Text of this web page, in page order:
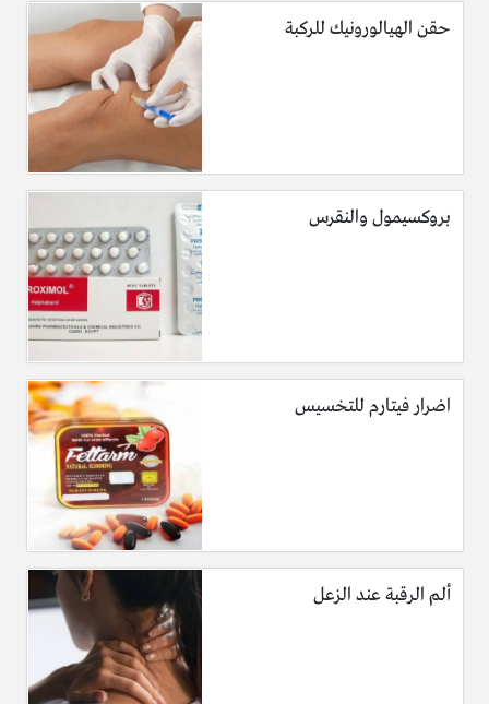
حقن الهيالورونيك للركبة
بروكسيمول والنقرس
اضرار فيتارم للتخسيس
ألم الرقبة عند الزعل